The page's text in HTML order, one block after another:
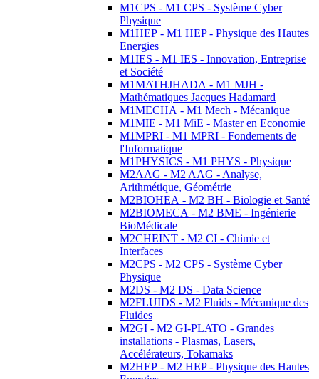
M1CPS - M1 CPS - Système Cyber
Physique
M1HEP - M1 HEP - Physique des Hautes
Energies
M1IES - M1 IES - Innovation, Entreprise
et Société
M1MATHJHADA - M1 MJH -
Mathématiques Jacques Hadamard
M1MECHA - M1 Mech - Mécanique
M1MIE - M1 MiE - Master en Economie
M1MPRI - M1 MPRI - Fondements de
l'Informatique
M1PHYSICS - M1 PHYS - Physique
M2AAG - M2 AAG - Analyse,
Arithmétique, Géométrie
M2BIOHEA - M2 BH - Biologie et Santé
M2BIOMECA - M2 BME - Ingénierie
BioMédicale
M2CHEINT - M2 CI - Chimie et
Interfaces
M2CPS - M2 CPS - Système Cyber
Physique
M2DS - M2 DS - Data Science
M2FLUIDS - M2 Fluids - Mécanique des
Fluides
M2GI - M2 GI-PLATO - Grandes
installations - Plasmas, Lasers,
Accélérateurs, Tokamaks
M2HEP - M2 HEP - Physique des Hautes